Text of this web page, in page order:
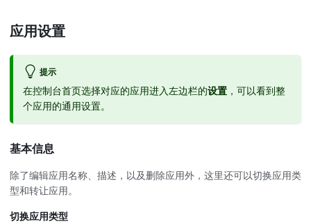
应用设置
提示
在控制台首页选择对应的应用进入左边栏的设置 ，可以看到整
个应用的通用设置。
基本信息
除了编辑应用名称、描述，以及删除应用外，这里还可以切换应用类
型和转让应用。
切换应用类型